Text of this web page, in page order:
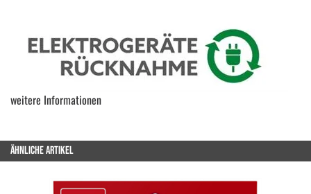
weitere Informationen
ÄHNLICHE ARTIKEL